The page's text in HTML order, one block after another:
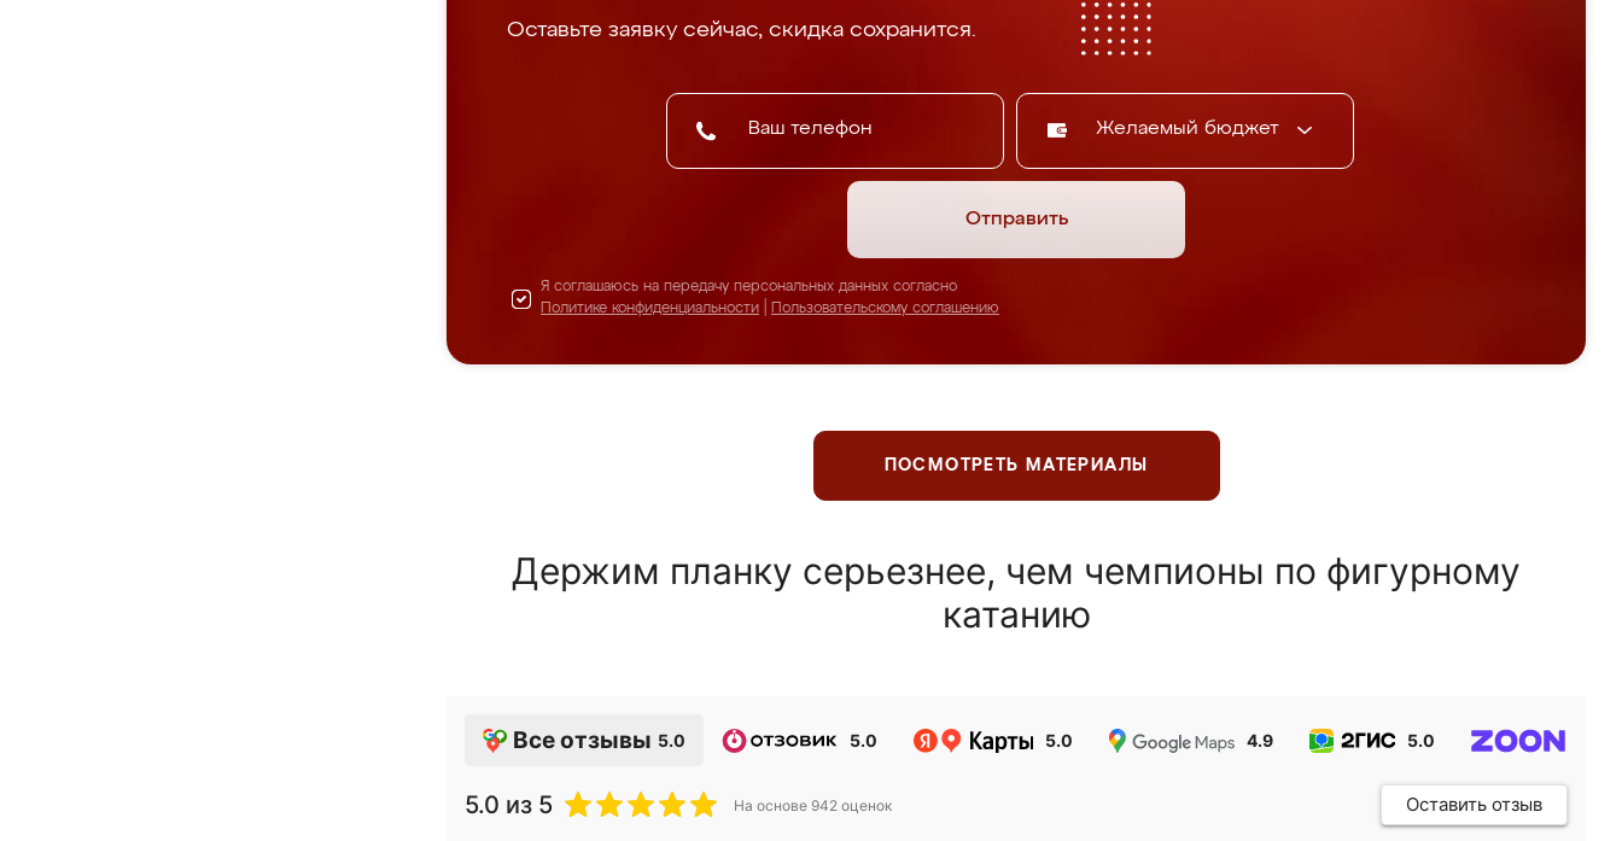
Оставьте заявку сейчас, скидка сохранится.
Желаемый бюджет
Отправить
Я соглашаюсь на передачу персональных данных согласно
Политике конфиденциальности
Пользовательскому соглашению
ПОСМОТРЕТЬ МАТЕРИАЛЫ
Держим планку серьезнее, чем чемпионы по фигурному
катанию
Все отзывы 5.0 5.0 5.0 4.9 5.0
5.0 из 5 На основе 942 оценок Оставить отзыв